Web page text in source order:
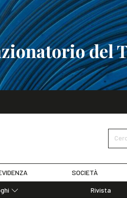
del
SOCIETÀ
Rivista